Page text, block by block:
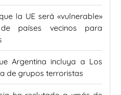
la UE será «vulnerable»
países vecinos para
Argentina incluya a Los
de grupos terroristas